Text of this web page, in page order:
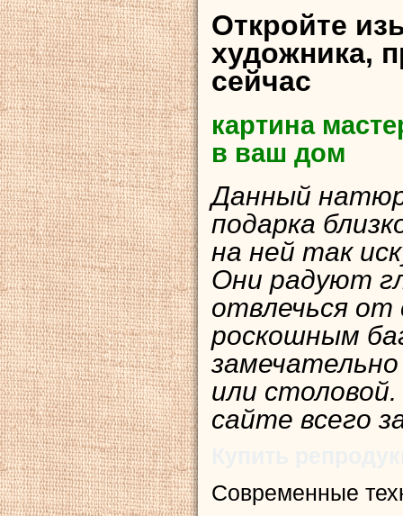
Откройте
художника,
сейчас
картина
в ваш дом
Данный
подарка
на ней так
Они радуют
отвлечься от
роскошным
или
сайте всего
Современные